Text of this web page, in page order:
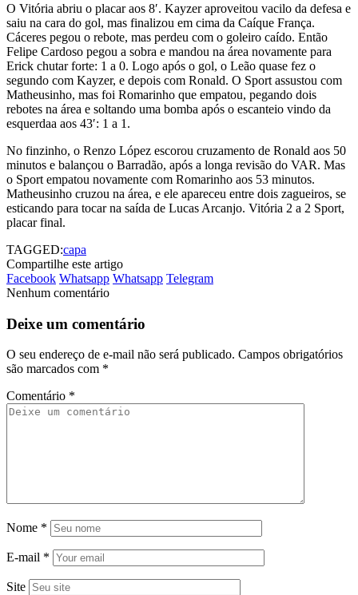
O Vitória abriu o placar aos 8′. Kayzer aproveitou vacilo da defesa e
saiu na cara do gol, mas finalizou em cima da Caíque França.
Cáceres pegou o rebote, mas perdeu com o goleiro caído. Então
Felipe Cardoso pegou a sobra e mandou na área novamente para
Erick chutar forte: 1 a 0. Logo após o gol, o Leão quase fez o
segundo com Kayzer, e depois com Ronald. O Sport assustou com
Matheusinho, mas foi Romarinho que empatou, pegando dois
rebotes na área e soltando uma bomba após o escanteio vindo da
esquerdaa aos 43′: 1 a 1.
No finzinho, o Renzo López escorou cruzamento de Ronald aos 50
minutos e balançou o Barradão, após a longa revisão do VAR. Mas
o Sport empatou novamente com Romarinho aos 53 minutos.
Matheusinho cruzou na área, e ele apareceu entre dois zagueiros, se
esticando para tocar na saída de Lucas Arcanjo. Vitória 2 a 2 Sport,
placar final.
TAGGED:capa
Compartilhe este artigo
Facebook Whatsapp Whatsapp Telegram
Nenhum comentário
Deixe um comentário
O seu endereço de e-mail não será publicado. Campos obrigatórios
são marcados com *
Comentário *
Nome *
E-mail *
Site